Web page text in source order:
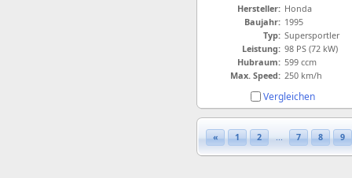
Hersteller: Honda
Baujahr: 1995
Typ: Supersportler
Leistung: 98 PS (72 kW)
Hubraum: 599 ccm
Max. Speed: 250 km/h
Vergleichen
« 1 2 ... 7 8 9